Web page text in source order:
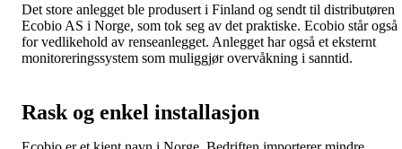
Det store anlegget ble produsert i Finland og sendt til distributøren
Ecobio AS i Norge, som tok seg av det praktiske. Ecobio står også
for vedlikehold av renseanlegget. Anlegget har også et eksternt
monitoreringssystem som muliggjør overvåkning i sanntid.
Rask og enkel installasjon